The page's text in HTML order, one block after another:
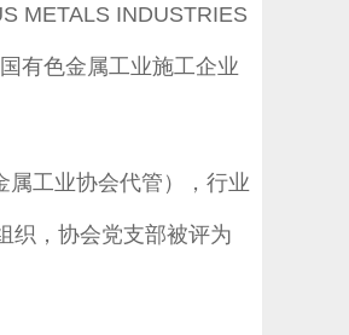
METALS INDUSTRIES
有色金属工业施工企业
属工业协会代管），行业
织，协会党支部被评为